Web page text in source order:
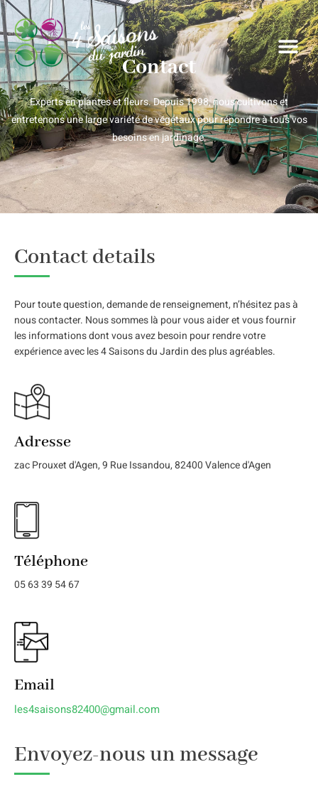
Contact
Experts en plantes et fleurs. Depuis 1998, nous cultivons et
entretenons une large variété de végétaux pour répondre à tous vos
besoins en jardinage.
Contact details
Pour toute question, demande de renseignement, n’hésitez pas à
nous contacter. Nous sommes là pour vous aider et vous fournir
les informations dont vous avez besoin pour rendre votre
expérience avec les 4 Saisons du Jardin des plus agréables.
Adresse
zac Prouxet d'Agen, 9 Rue Issandou, 82400 Valence d'Agen
Téléphone
05 63 39 54 67
Email
les4saisons82400@gmail.com
Envoyez-nous un message